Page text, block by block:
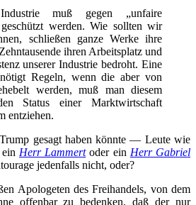
muß gegen „unfaire
geschützt werden. Wie sollten wir
schließen ganze Werke ihre
ihren Arbeitsplatz und
unserer Industrie bedroht. Eine
Regeln, wenn die aber von
werden, muß man diesem
Status einer Marktwirtschaft
entziehen.
gesagt haben könnte — Leute wie
Herr Lammertoder ein Herr Gabriel
jedenfalls nicht, oder?
Apologeten des Freihandels, von dem
offenbar zu bedenken, daß der nur